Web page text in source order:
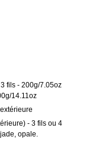
3 fils - 200g/7.05oz
14.11oz
- 3 fils ou 4
opale.